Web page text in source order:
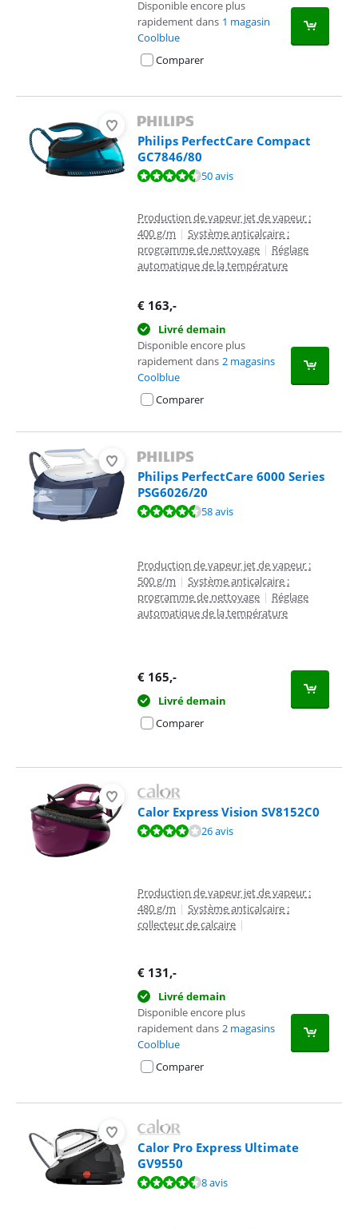
Disponible encore plus
rapidement dans 1 magasin
Coolblue
Comparer
Philips PerfectCare Compact
GC7846/80
La note est de 8,5 sur 10, basée sur 50 avis.50 avis
Production de vapeur jet de vapeur :
400 g/m | Système anticalcaire :
programme de nettoyage | Réglage
automatique de la température
€ 163,-
Livré demain
Disponible encore plus
rapidement dans 2 magasins
Coolblue
Comparer
Philips PerfectCare 6000 Series
PSG6026/20
La note est de 8,5 sur 10, basée sur 58 avis.58 avis
Production de vapeur jet de vapeur :
500 g/m | Système anticalcaire :
programme de nettoyage | Réglage
automatique de la température
€ 165,-
Livré demain
Comparer
Calor Express Vision SV8152C0
La note est de 8,4 sur 10, basée sur 26 avis.26 avis
Production de vapeur jet de vapeur :
480 g/m | Système anticalcaire :
collecteur de calcaire |
€ 131,-
Livré demain
Disponible encore plus
rapidement dans 2 magasins
Coolblue
Comparer
Calor Pro Express Ultimate
GV9550
La note est de 8,8 sur 10, basée sur 8 avis.8 avis